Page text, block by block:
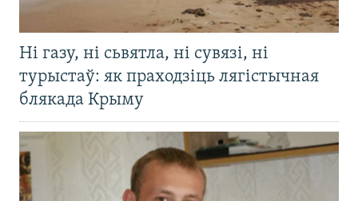
Ні газу, ні сьвятла, ні сувязі, ні
турыстаў: як праходзіць лягістычная
блякада Крыму